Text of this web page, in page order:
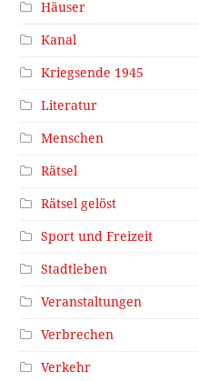
Häuser
Kanal
Kriegsende 1945
Literatur
Menschen
Rätsel
Rätsel gelöst
Sport und Freizeit
Stadtleben
Veranstaltungen
Verbrechen
Verkehr